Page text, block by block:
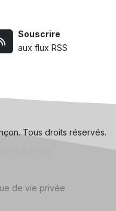
Souscrire
aux flux RSS
Tous droits réservés.
de vie privée